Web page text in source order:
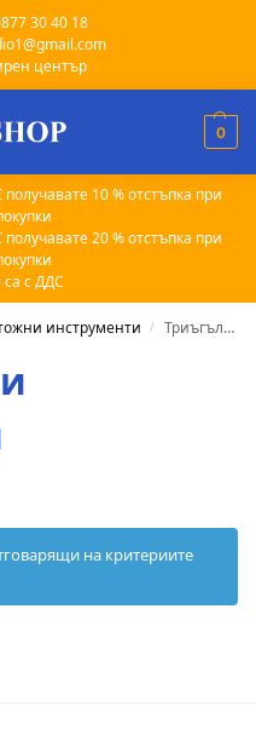
30 40 18
център
0
10 % отстъпка при
20 % отстъпка при
с ДДС
инструменти / Триъгълници и транспортири
на критериите